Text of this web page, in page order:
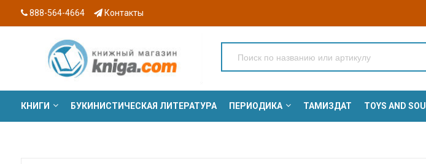
888-564-4664 Контакты
КНИГИ БУКИНИСТИЧЕСКАЯ ЛИТЕРАТУРА ПЕРИОДИКА ТАМИЗДАТ TOYS AND